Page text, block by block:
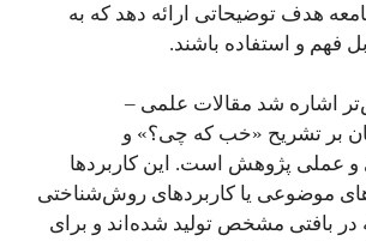
هدف توضیحاتی ارائه دهد که به
فهم و استفاده باشند.
اشاره شد مقالات علمی –
بر تشریح «خب که چی؟» و
و عملی پژوهش است. این کاربردها
موضوعی یا کاربردهای روش‌شناختی
بافتی مشخص تولید شده‌اند و برای